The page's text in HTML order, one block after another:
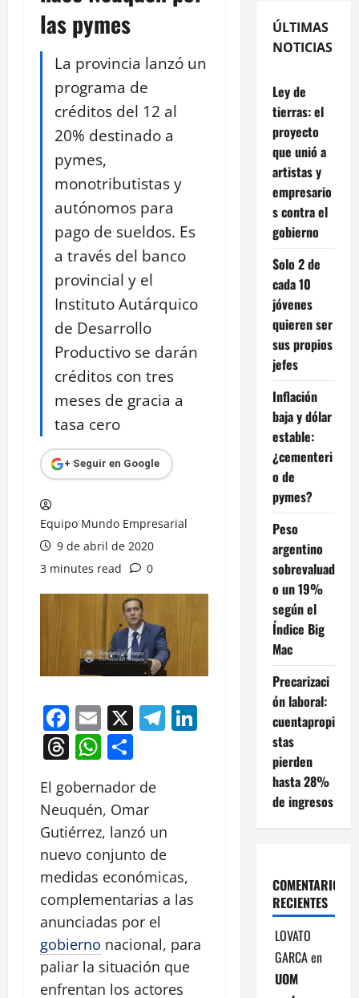
las pymes
La provincia lanzó un
programa de
créditos del 12 al
20% destinado a
pymes,
monotributistas y
autónomos para
pago de sueldos. Es
a través del banco
provincial y el
Instituto Autárquico
de Desarrollo
Productivo se darán
créditos con tres
meses de gracia a
tasa cero
+ Seguir en Google
Equipo Mundo Empresarial
9 de abril de 2020
3 minutes read
0
Facebook
Email
X Telegram
LinkedIn
Threads
WhatsApp
El gobernador de
Neuquén, Omar
Gutiérrez, lanzó un
nuevo conjunto de
medidas económicas,
complementarias a las
anunciadas por el
gobierno nacional, para
paliar la situación que
enfrentan los actores
ÚLTIMAS
NOTICIAS
Ley de
tierras: el
proyecto
que unió a
artistas y
empresario
s contra el
gobierno
Solo 2 de
cada 10
jóvenes
quieren ser
sus propios
jefes
Inflación
baja y dólar
estable:
¿cementeri
o de
pymes?
Peso
argentino
sobrevaluad
o un 19%
según el
Índice Big
Mac
Precarizaci
ón laboral:
cuentapropi
stas
pierden
hasta 28%
de ingresos
COMENTARIOS
RECIENTES
LOVATO
GARCAen
UOM